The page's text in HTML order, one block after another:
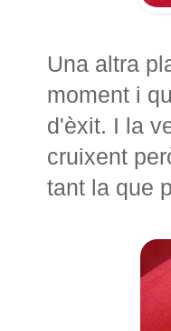
Una altra
moment i
d'èxit. I la
cruixent
tant la que